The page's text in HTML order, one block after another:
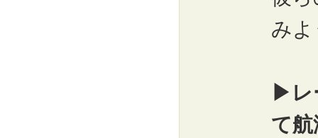
み
▶レ
て